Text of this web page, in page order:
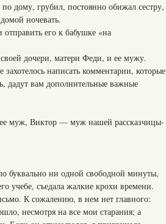
дому, грубил, постоянно обижал сестру,
ночевать.
его к бабушке «на
дочери, матери Феди, и ее мужу.
написать комментарии, которые
дадут вам дополнительные важные
муж, Виктор — муж нашей рассказчицы-
буквально ни одной свободной минуты,
учебе, съедала жалкие крохи времени.
К сожалению, в нем нет главного:
несмотря на все мои старания; а